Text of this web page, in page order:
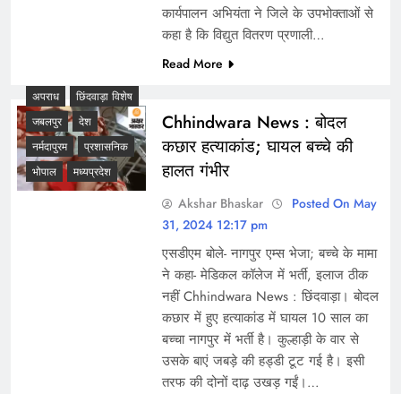
कार्यपालन अभियंता ने जिले के उपभोक्ताओं से
कहा है कि विद्युत वितरण प्रणाली…
Read More
अपराध
छिंदवाड़ा विशेष
जबलपुर
देश
नर्मदापुरम
प्रशासनिक
भोपाल
मध्यप्रदेश
Chhindwara News : बोदल
कछार हत्याकांड; घायल बच्चे की
हालत गंभीर
Akshar Bhaskar
Posted On May
31, 2024 12:17 pm
एसडीएम बोले- नागपुर एम्स भेजा; बच्चे के मामा
ने कहा- मेडिकल कॉलेज में भर्ती, इलाज ठीक
नहीं Chhindwara News : छिंदवाड़ा। बोदल
कछार में हुए हत्याकांड में घायल 10 साल का
बच्चा नागपुर में भर्ती है। कुल्हाड़ी के वार से
उसके बाएं जबड़े की हड्डी टूट गई है। इसी
तरफ की दोनों दाढ़ उखड़ गईं।…